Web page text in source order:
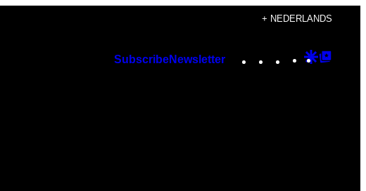
+ NEDERLANDS
SubscribeNewsletter Instagram
TikTok
YouTube
Google